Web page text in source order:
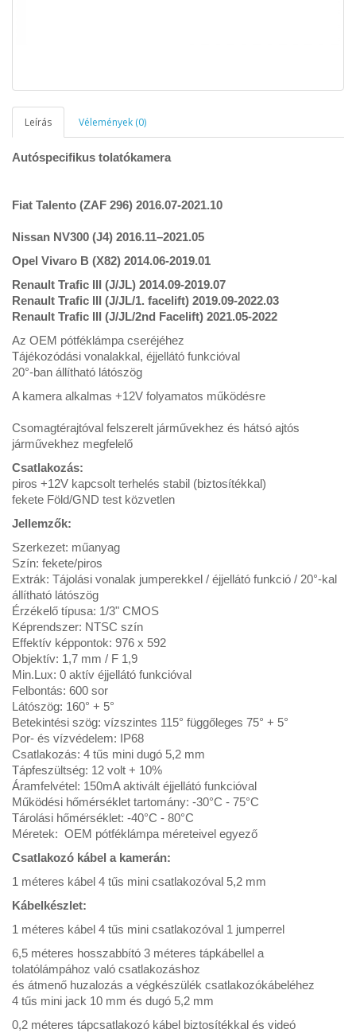
Leírás Vélemények (0)
Autóspecifikus tolatókamera
Fiat Talento (ZAF 296) 2016.07-2021.10
Nissan NV300 (J4) 2016.11–2021.05
Opel Vivaro B (X82) 2014.06-2019.01
Renault Trafic III (J/JL) 2014.09-2019.07
Renault Trafic III (J/JL/1. facelift) 2019.09-2022.03
Renault Trafic III (J/JL/2nd Facelift) 2021.05-2022
Az OEM pótféklámpa cseréjéhez
Tájékozódási vonalakkal, éjjellátó funkcióval
20°-ban állítható látószög
A kamera alkalmas +12V folyamatos működésre
Csomagtérajtóval felszerelt járművekhez és hátsó ajtós
járművekhez megfelelő
Csatlakozás:
piros +12V kapcsolt terhelés stabil (biztosítékkal)
fekete Föld/GND test közvetlen
Jellemzők:
Szerkezet: műanyag
Szín: fekete/piros
Extrák: Tájolási vonalak jumperekkel / éjjellátó funkció / 20°-kal
állítható látószög
Érzékelő típusa: 1/3" CMOS
Képrendszer: NTSC szín
Effektív képpontok: 976 x 592
Objektív: 1,7 mm / F 1,9
Min.Lux: 0 aktív éjjellátó funkcióval
Felbontás: 600 sor
Látószög: 160° + 5°
Betekintési szög: vízszintes 115° függőleges 75° + 5°
Por- és vízvédelem: IP68
Csatlakozás: 4 tűs mini dugó 5,2 mm
Tápfeszültség: 12 volt + 10%
Áramfelvétel: 150mA aktivált éjjellátó funkcióval
Működési hőmérséklet tartomány: -30°C - 75°C
Tárolási hőmérséklet: -40°C - 80°C
Méretek: OEM pótféklámpa méreteivel egyező
Csatlakozó kábel a kamerán:
1 méteres kábel 4 tűs mini csatlakozóval 5,2 mm
Kábelkészlet:
1 méteres kábel 4 tűs mini csatlakozóval 1 jumperrel
6,5 méteres hosszabbító 3 méteres tápkábellel a
tolatólámpához való csatlakozáshoz
és átmenő huzalozás a végkészülék csatlakozókábeléhez
4 tűs mini jack 10 mm és dugó 5,2 mm
0,2 méteres tápcsatlakozó kábel biztosítékkal és videó